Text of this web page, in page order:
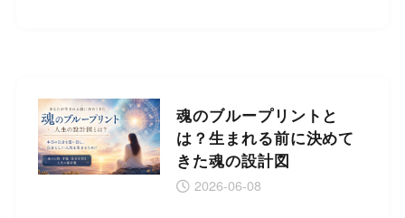
魂のブループリントと
は？生まれる前に決めて
きた魂の設計図
2026-06-08